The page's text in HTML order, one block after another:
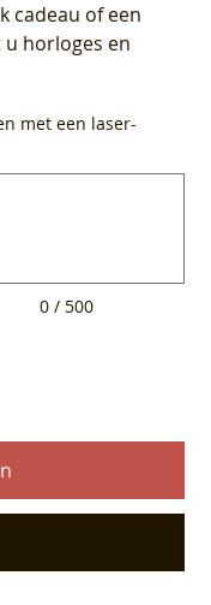
cadeau of een
horloges en
met een laser-
0 / 500